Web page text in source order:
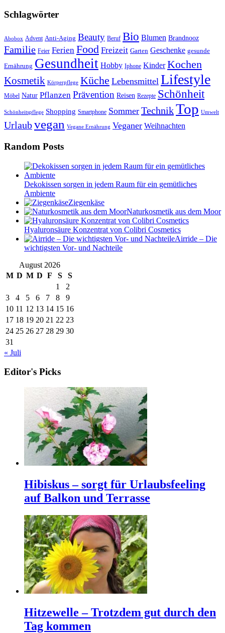
Schlagwörter
Abobox Advent Anti-Aging Beauty Beruf Bio Blumen Brandnooz
Familie Feier Ferien Food Freizeit Garten Geschenke gesunde
Ernährung Gesundheit Hobby Iphone Kinder Kochen
Kosmetik Körperpflege Küche Lebensmittel Lifestyle
Möbel Natur Pflanzen Prävention Reisen Rezepte Schönheit
Schönheitspflege Shopping Smartphone Sommer TechnikTop Umwelt
Urlaubvegan Vegane Ernährung Veganer Weihnachten
Random Posts
Dekokissen sorgen in jedem Raum für ein gemütliches
Ambiente
Ziegenkäse
Naturkosmetik aus dem Moor
Hyaluronsäure Konzentrat von Colibri Cosmetics
Airride – Die
wichtigsten Vor- und Nachteile
August 2026
M D M D F S
S
1
2
3
4 5 6 7 8
9
10 11 12 13 14 15 16
17 18 19 20 21 22 23
24 25 26 27 28 29 30
31
« Juli
Editor's Picks
Hibiskus – sorgt für Urlaubsfeeling
auf Balkon und Terrasse
Hitzewelle – Trotzdem gut durch den
Tag kommen